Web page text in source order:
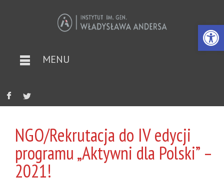
MENU
NGO/Rekrutacja do IV edycji
programu „Aktywni dla Polski” –
2021!